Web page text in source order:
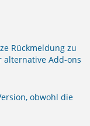
Rückmeldung zu
Add-ons
obwohl die